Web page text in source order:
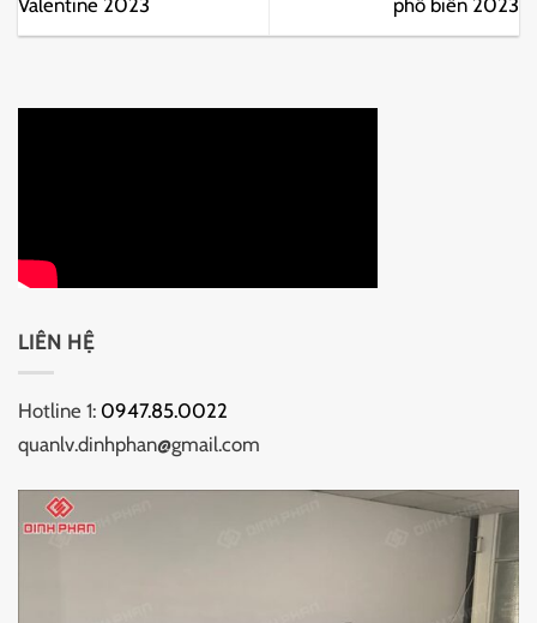
Valentine 2023
phổ biến 2023
LIÊN HỆ
Hotline 1: 0947.85.0022
quanlv.dinhphan@gmail.com